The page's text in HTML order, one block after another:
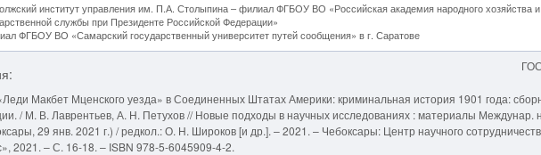
институт управления им. П.А. Столыпина – филиал ФГБОУ ВО «Российская академия народного хозяйства и
службы при Президенте Российской Федерации»
ФГБОУ ВО «Самарский государственный университет путей сообщения» в г. Саратове
Макбет Мценского уезда» в Соединенных Штатах Америки: криминальная история 1901 года:
/ М. В. Лаврентьев, А. Н. Петухов // Новые подходы в научных исследованиях : материалы Междунар.
29 янв. 2021 г.) / редкол.: О. Н. Широков [и др.]. – 2021. – Чебоксары: Центр научного
2021. – С. 16-18. – ISBN 978-5-6045909-4-2.